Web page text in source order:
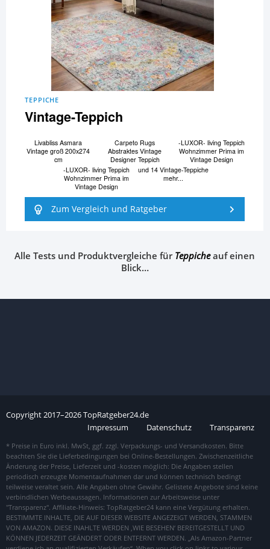
TEPPICHE
Vintage-Teppich
Livabliss Asmara
Vintage groß 200x274
cm
Carpeto Rugs
Abstraktes Vintage
Designer Teppich
-LUXOR- living Teppich
Wohnzimmer Prima im
Vintage Design
-LUXOR- living Teppich
Wohnzimmer Prima im
Vintage Design
und 14 Vintage-Teppiche
mehr...
Zum Vergleich und Ratgeber
Alle Tests und Produktvergleiche fürTeppicheauf einen
Blick…
Copyright2017–2026TopRatgeber24.de
Impressum
Datenschutz Transparenz